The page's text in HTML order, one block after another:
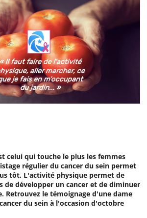
celui qui touche le plus les femmes
régulier du cancer du sein permet
tôt. L'activité physique permet de
de développer un cancer et de diminuer
Retrouvez le témoignage d'une dame
du sein à l'occasion d'octobre